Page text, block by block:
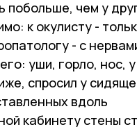
побольше, чем у
к окулисту -
- с
уши, горло, нос,
спросил у
вдоль
кабинету стены